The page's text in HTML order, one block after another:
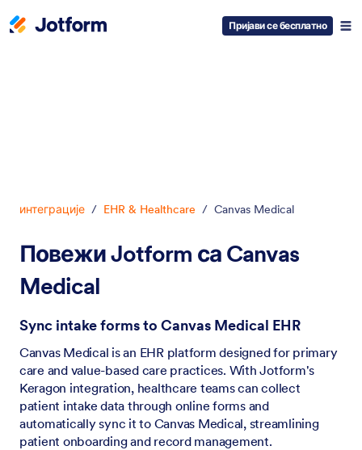
Пријави се бесплатно
интеграције / EHR & Healthcare / Canvas Medical
Повежи Jotform са Canvas
Medical
Sync intake forms to Canvas Medical EHR
Canvas Medical is an EHR platform designed for primary
care and value-based care practices. With Jotform's
Keragon integration, healthcare teams can collect
patient intake data through online forms and
automatically sync it to Canvas Medical, streamlining
patient onboarding and record management.